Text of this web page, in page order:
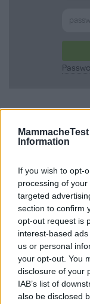
MammacheTest
Information
If you wish to opt-
processing of
targeted
section to confirm
opt-out request is
interest-based
us or personal
your opt-out. You
disclosure of your
IAB’s list of
also be disclosed
Body
J Bimbi
0 Recensioni
Categoria: Intimo